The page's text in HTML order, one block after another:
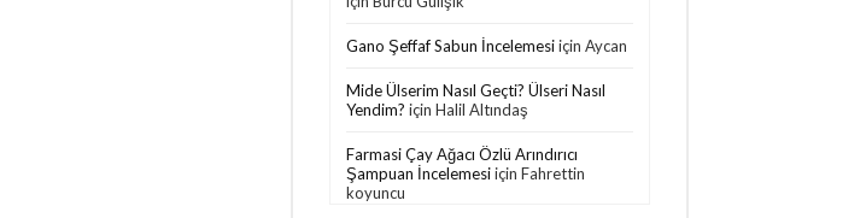
Gano Şeffaf Sabun İncelemesiiçinAycan
Mide Ülserim Nasıl Geçti? Ülseri Nasıl
Yendim? içinHalil Altındaş
Farmasi Çay Ağacı Özlü Arındırıcı
Şampuan İncelemesiiçinFahrettin
koyuncu